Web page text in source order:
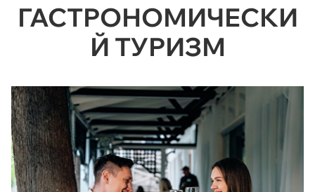
ГАСТРОНОМИЧЕСКИ
Й ТУРИЗМ